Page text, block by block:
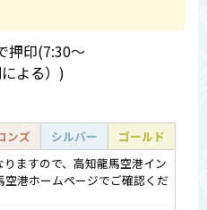
押印(7:30～
よる）)
ンズ シルバー
ゴールド
ますので、高知龍馬空港イン
港ホームページでご確認くだ